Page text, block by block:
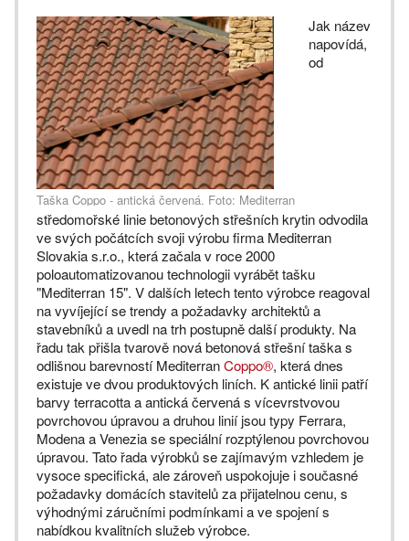
Taška Coppo - antická červená. Foto: Mediterran
Jak název
napovídá,
od
středomořské linie betonových střešních krytin odvodila
ve svých počátcích svoji výrobu firma Mediterran
Slovakia s.r.o., která začala v roce 2000
poloautomatizovanou technologii vyrábět tašku
"Mediterran 15". V dalších letech tento výrobce reagoval
na vyvíjející se trendy a požadavky architektů a
stavebníků a uvedl na trh postupně další produkty. Na
řadu tak přišla tvarově nová betonová střešní taška s
odlišnou barevností MediterranCoppo®, která dnes
existuje ve dvou produktových liních. K antické linii patří
barvy terracotta a antická červená s vícevrstvovou
povrchovou úpravou a druhou linií jsou typy Ferrara,
Modena a Venezia se speciální rozptýlenou povrchovou
úpravou. Tato řada výrobků se zajímavým vzhledem je
vysoce specifická, ale zároveň uspokojuje i současné
požadavky domácích stavitelů za přijatelnou cenu, s
výhodnými záručními podmínkami a ve spojení s
nabídkou kvalitních služeb výrobce.